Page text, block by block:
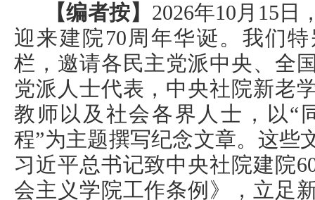
【编者按】 2026年10月15日
迎来建院70周年华诞。我们
栏，邀请各民主党派中央、全
党派人士代表，中央社院新老
教师以及社会各界人士，以“
程”为主题撰写纪念文章。这些
习近平总书记致中央社院建院
会主义学院工作条例》，立足